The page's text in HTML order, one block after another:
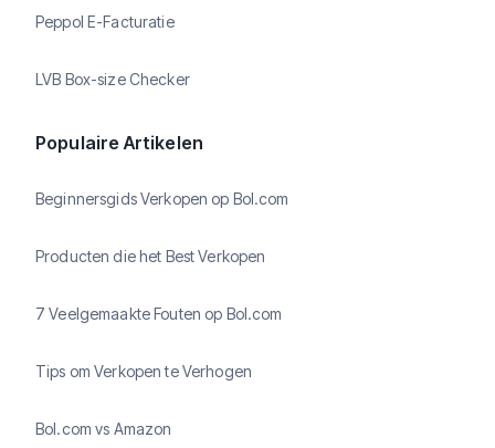
Peppol E-Facturatie
LVB Box-size Checker
Populaire Artikelen
Beginnersgids Verkopen op Bol.com
Producten die het Best Verkopen
7 Veelgemaakte Fouten op Bol.com
Tips om Verkopen te Verhogen
Bol.com vs Amazon